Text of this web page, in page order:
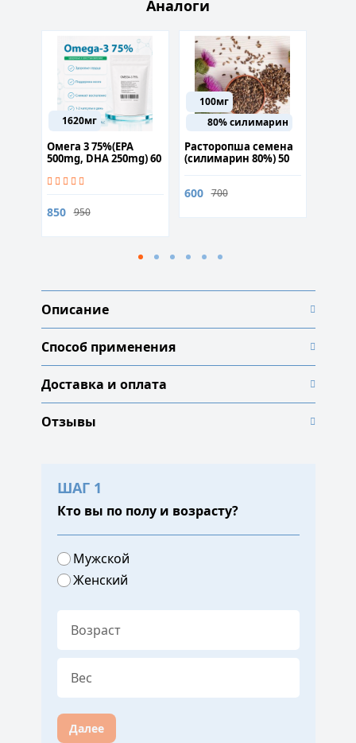
Аналоги
1620мг
Омега 3 75%(EPA
500mg, DHA 250mg) 60
850 950
100мг
80% силимарин
Расторопша семена
(силимарин 80%) 50
600 700
Описание
Способ применения
Доставка и оплата
Отзывы
ШАГ 1
Кто вы по полу и возрасту?
Мужской
Женский
Далее